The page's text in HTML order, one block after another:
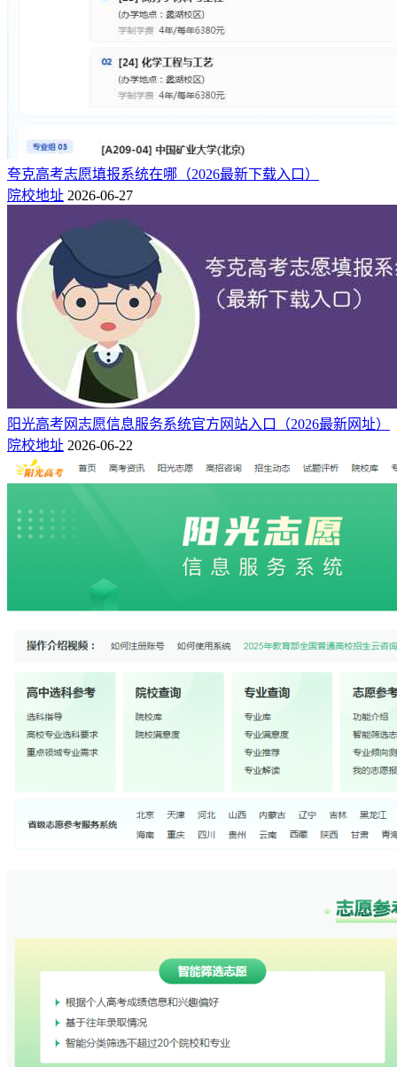
夸克高考志愿填报系统在哪（2026最新下载入口）
院校地址 2026-06-27
阳光高考网志愿信息服务系统官方网站入口（2026最新网址）
院校地址 2026-06-22